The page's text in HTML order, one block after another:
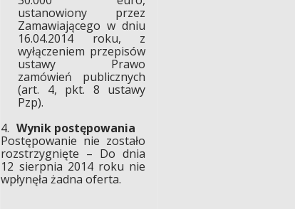
ustanowiony przez
Zamawiającego w dniu
16.04.2014 roku, z
wyłączeniem przepisów
ustawy Prawo
zamówień publicznych
(art. 4, pkt. 8 ustawy
Pzp).
4. Wynik postępowania
Postępowanie nie zostało
rozstrzygnięte – Do dnia
12 sierpnia 2014 roku nie
wpłynęła żadna oferta.